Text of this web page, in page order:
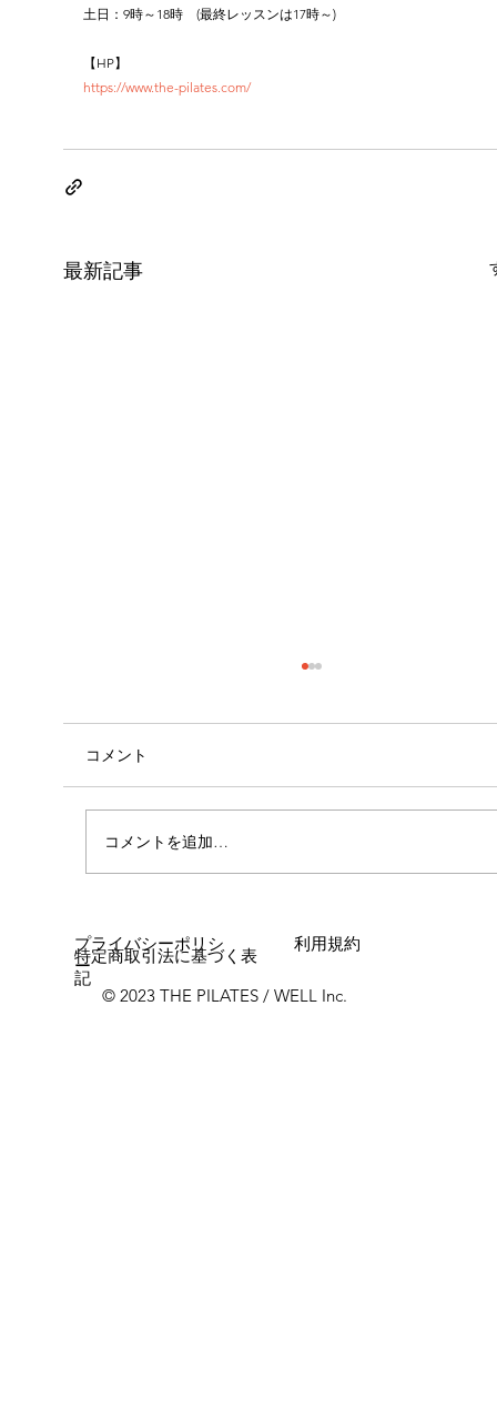
土日：9時～18時　(最終レッスンは17時～)
【HP】
https://www.the-pilates.com/
最新記事
コメント
コメントを追加…
© 2023 THE PILATES / WELL Inc.
プライバシーポリシ
ー
利用規約
特定商取引法に基づく表
記